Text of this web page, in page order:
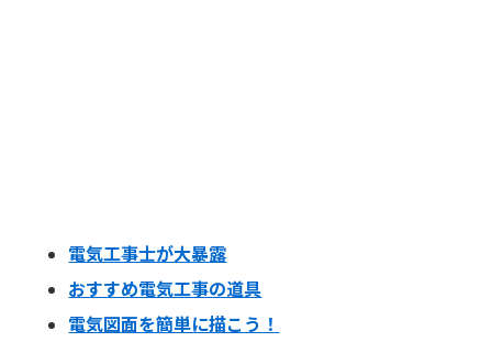
電気工事士が大暴露
おすすめ電気工事の道具
電気図面を簡単に描こう！